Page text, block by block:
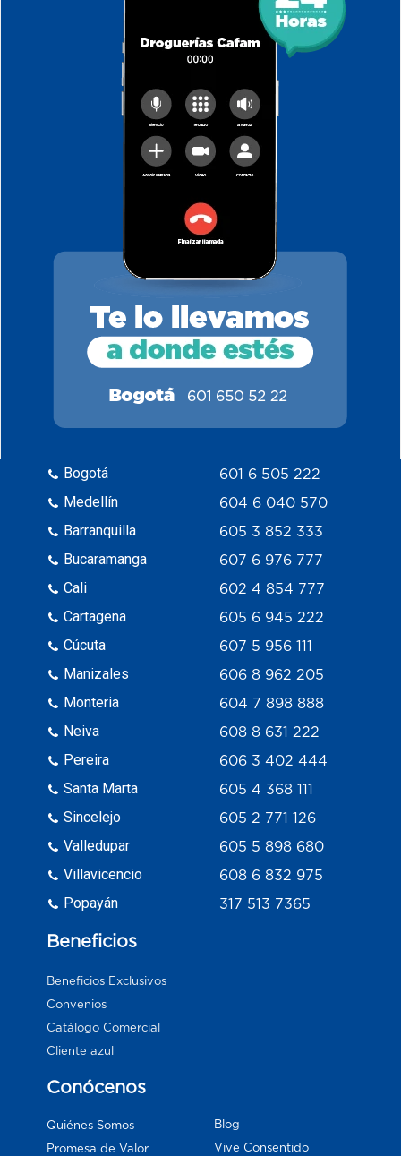
Bogotá
Medellín
Barranquilla
Bucaramanga
Cali
Cartagena
Cúcuta
Manizales
Monteria
Neiva
Pereira
Santa Marta
Sincelejo
Valledupar
Villavicencio
Popayán
601 6 505 222
604 6 040 570
605 3 852 333
607 6 976 777
602 4 854 777
605 6 945 222
607 5 956 111
606 8 962 205
604 7 898 888
608 8 631 222
606 3 402 444
605 4 368 111
605 2 771 126
605 5 898 680
608 6 832 975
317 513 7365
Beneficios
Beneficios Exclusivos
Convenios
Catálogo Comercial
Cliente azul
Conócenos
Quiénes Somos
Promesa de Valor
Blog
Vive Consentido